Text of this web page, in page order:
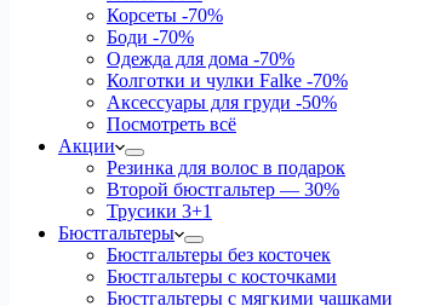
Корсеты -70%
Боди -70%
Одежда для дома -70%
Колготки и чулки Falke -70%
Аксессуары для груди -50%
Посмотреть всё
Акции
Резинка для волос в подарок
Второй бюстгальтер — 30%
Трусики 3+1
Бюстгальтеры
Бюстгальтеры без косточек
Бюстгальтеры с косточками
Бюстгальтеры с мягкими чашками